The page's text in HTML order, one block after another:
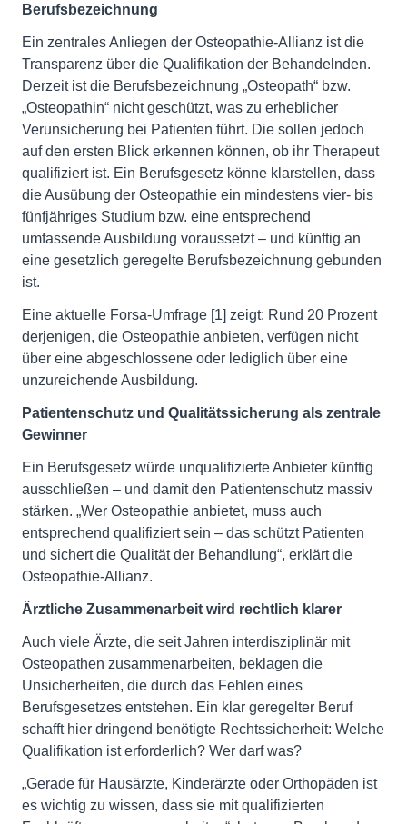
Berufsbezeichnung
Ein zentrales Anliegen der Osteopathie-Allianz ist die
Transparenz über die Qualifikation der Behandelnden.
Derzeit ist die Berufsbezeichnung „Osteopath“ bzw.
„Osteopathin“ nicht geschützt, was zu erheblicher
Verunsicherung bei Patienten führt. Die sollen jedoch
auf den ersten Blick erkennen können, ob ihr Therapeut
qualifiziert ist. Ein Berufsgesetz könne klarstellen, dass
die Ausübung der Osteopathie ein mindestens vier- bis
fünfjähriges Studium bzw. eine entsprechend
umfassende Ausbildung voraussetzt – und künftig an
eine gesetzlich geregelte Berufsbezeichnung gebunden
ist.
Eine aktuelle Forsa-Umfrage [1] zeigt: Rund 20 Prozent
derjenigen, die Osteopathie anbieten, verfügen nicht
über eine abgeschlossene oder lediglich über eine
unzureichende Ausbildung.
Patientenschutz und Qualitätssicherung als zentrale
Gewinner
Ein Berufsgesetz würde unqualifizierte Anbieter künftig
ausschließen – und damit den Patientenschutz massiv
stärken. „Wer Osteopathie anbietet, muss auch
entsprechend qualifiziert sein – das schützt Patienten
und sichert die Qualität der Behandlung“, erklärt die
Osteopathie-Allianz.
Ärztliche Zusammenarbeit wird rechtlich klarer
Auch viele Ärzte, die seit Jahren interdisziplinär mit
Osteopathen zusammenarbeiten, beklagen die
Unsicherheiten, die durch das Fehlen eines
Berufsgesetzes entstehen. Ein klar geregelter Beruf
schafft hier dringend benötigte Rechtssicherheit: Welche
Qualifikation ist erforderlich? Wer darf was?
„Gerade für Hausärzte, Kinderärzte oder Orthopäden ist
es wichtig zu wissen, dass sie mit qualifizierten